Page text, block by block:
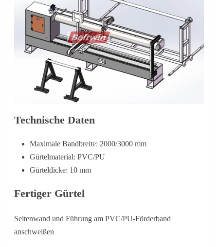
Technische Daten
Maximale Bandbreite: 2000/3000 mm
Gürtelmaterial: PVC/PU
Gürteldicke: 10 mm
Fertiger Gürtel
Seitenwand und Führung am PVC/PU-Förderband
anschweißen